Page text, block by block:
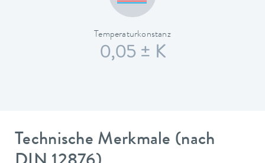
Temperaturkonstanz
0,05 ± K
Technische Merkmale (nach